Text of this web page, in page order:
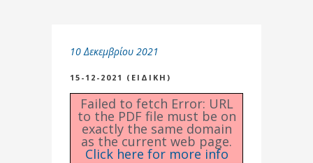
10 Δεκεμβρίου 2021
15-12-2021 (ΕΙΔΙΚΗ)
Failed to fetch Error: URL
to the PDF file must be on
exactly the same domain
as the current web page.
Click here for more info